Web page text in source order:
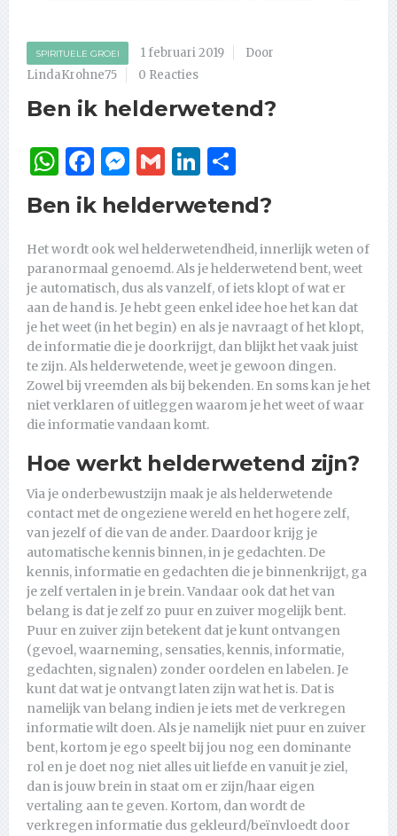
SPIRITUELE GROEI 1 februari 2019
Door
LindaKrohne75
0 Reacties
Ben ik helderwetend?
WhatsApp
Facebook
Messenger
GmailLinkedIn
Ben ik helderwetend?
Het wordt ook wel helderwetendheid, innerlijk weten of
paranormaal genoemd. Als je helderwetend bent, weet
je automatisch, dus als vanzelf, of iets klopt of wat er
aan de hand is. Je hebt geen enkel idee hoe het kan dat
je het weet (in het begin) en als je navraagt of het klopt,
de informatie die je doorkrijgt, dan blijkt het vaak juist
te zijn. Als helderwetende, weet je gewoon dingen.
Zowel bij vreemden als bij bekenden. En soms kan je het
niet verklaren of uitleggen waarom je het weet of waar
die informatie vandaan komt.
Hoe werkt helderwetend zijn?
Via je onderbewustzijn maak je als helderwetende
contact met de ongeziene wereld en het hogere zelf,
van jezelf of die van de ander. Daardoor krijg je
automatische kennis binnen, in je gedachten. De
kennis, informatie en gedachten die je binnenkrijgt, ga
je zelf vertalen in je brein. Vandaar ook dat het van
belang is dat je zelf zo puur en zuiver mogelijk bent.
Puur en zuiver zijn betekent dat je kunt ontvangen
(gevoel, waarneming, sensaties, kennis, informatie,
gedachten, signalen) zonder oordelen en labelen. Je
kunt dat wat je ontvangt laten zijn wat het is. Dat is
namelijk van belang indien je iets met de verkregen
informatie wilt doen. Als je namelijk niet puur en zuiver
bent, kortom je ego speelt bij jou nog een dominante
rol en je doet nog niet alles uit liefde en vanuit je ziel,
dan is jouw brein in staat om er zijn/haar eigen
vertaling aan te geven. Kortom, dan wordt de
verkregen informatie dus gekleurd/beïnvloedt door